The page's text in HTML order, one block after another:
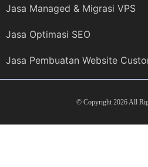
Jasa Managed & Migrasi VPS
Jasa Optimasi SEO
Jasa Pembuatan Website
© Copyright 2026 All